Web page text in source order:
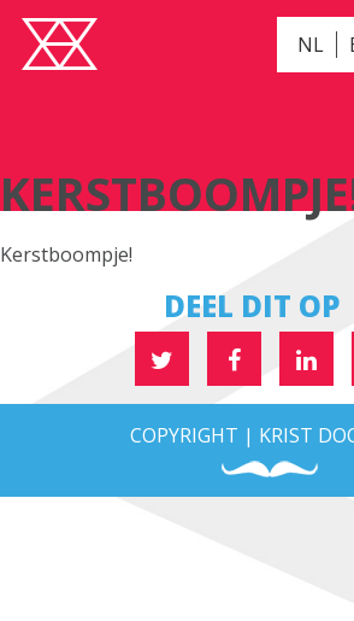
NL
Kerstboompje!
DEEL DIT OP
COPYRIGHT | KRIST